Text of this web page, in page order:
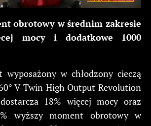
obrotowy w średnim zakresie
mocy i dodatkowe 1000
wyposażony w chłodzony cieczą
V-Twin High Output Revolution
18% więcej mocy oraz
wyższy moment obrotowy w